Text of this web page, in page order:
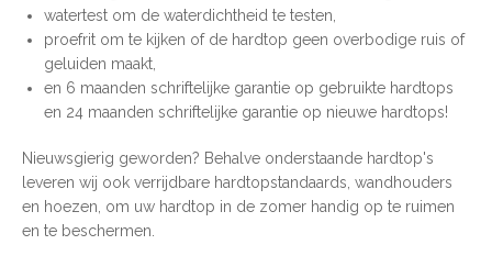
watertest om de waterdichtheid te testen,
proefrit om te kijken of de hardtop geen overbodige ruis of
geluiden maakt,
en 6 maanden schriftelijke garantie op gebruikte hardtops
en 24 maanden schriftelijke garantie op nieuwe hardtops!
Nieuwsgierig geworden? Behalve onderstaande hardtop's
leveren wij ook verrijdbare hardtopstandaards, wandhouders
en hoezen, om uw hardtop in de zomer handig op te ruimen
en te beschermen.